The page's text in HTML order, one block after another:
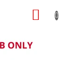
KOSÁR